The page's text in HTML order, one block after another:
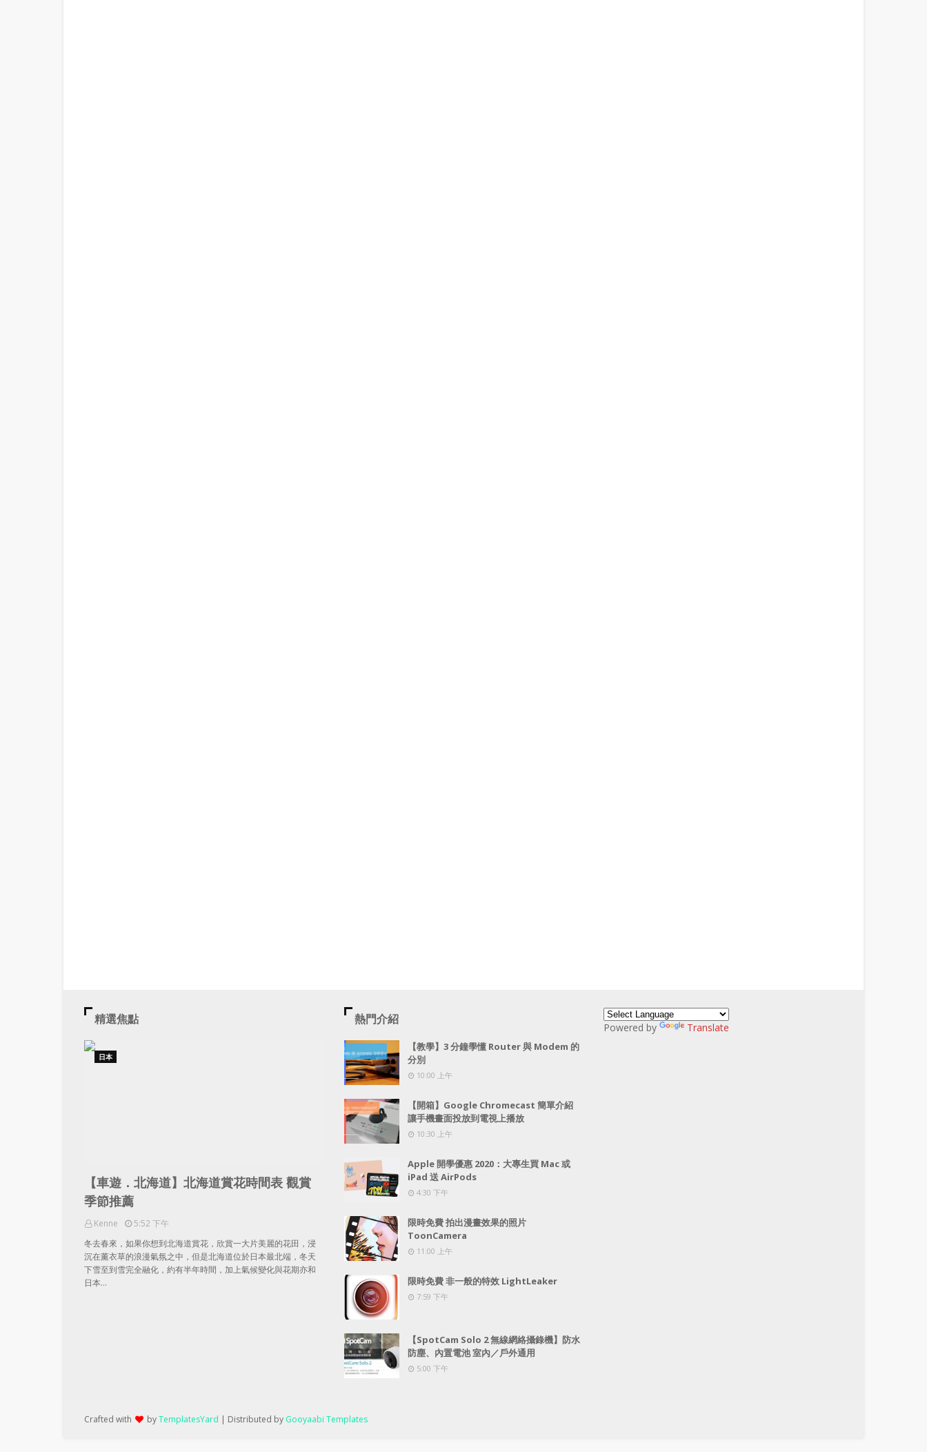
精選焦點
日本
【車遊．北海道】北海道賞花時間表 觀賞
季節推薦
Kenne
5:52 下午
冬去春來，如果你想到北海道賞花，欣賞一大片美麗的花田，浸
沉在薰衣草的浪漫氣氛之中，但是北海道位於日本最北端，冬天
下雪至到雪完全融化，約有半年時間，加上氣候變化與花期亦和
日本…
熱門介紹
【教學】3 分鐘學懂 Router 與 Modem 的
分別
10:00 上午
【開箱】Google Chromecast 簡單介紹
讓手機畫面投放到電視上播放
10:30 上午
Apple 開學優惠 2020：大專生買 Mac 或
iPad 送 AirPods
4:30 下午
限時免費 拍出漫畫效果的照片
ToonCamera
11:00 上午
限時免費 非一般的特效 LightLeaker
7:59 下午
【SpotCam Solo 2 無線網絡攝錄機】防水
防塵、內置電池 室內／戶外通用
5:00 下午
Powered by Translate
Crafted with byTemplatesYard | Distributed by Gooyaabi Templates